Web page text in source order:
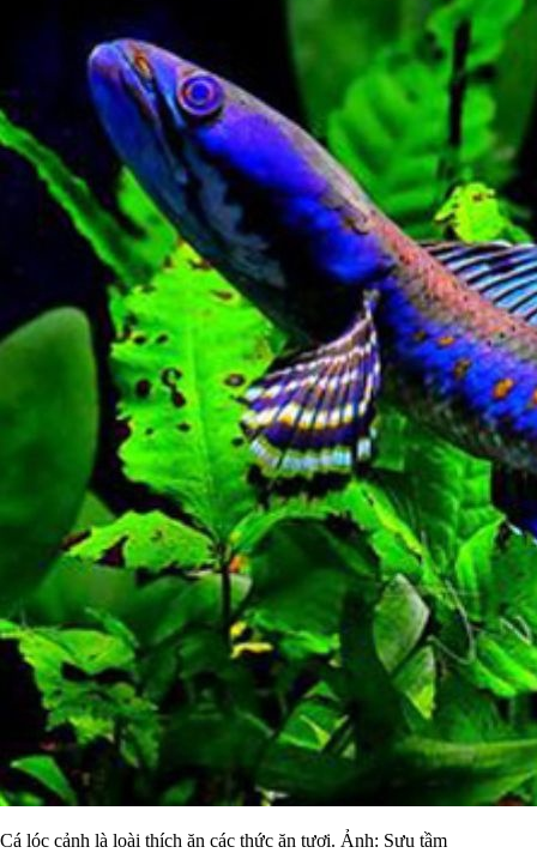
Cá lóc cảnh là loài thích ăn các thức ăn tươi. Ảnh: Sưu tầm